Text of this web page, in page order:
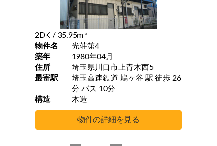
2DK / 35.95m 2
物件名
光荘第4
築年
1980年04月
住所
埼玉県川口市上青木西5
最寄駅
埼玉高速鉄道 鳩ヶ谷 駅 徒歩 26
分 バス 10分
構造
木造